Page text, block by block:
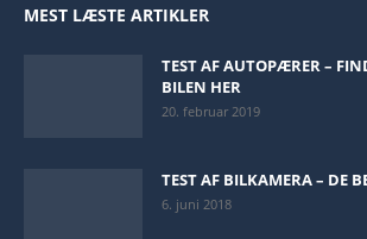
MEST LÆSTE ARTIKLER
TEST AF AUTOPÆRER –
BILEN HER
20. februar 2019
TEST AF BILKAMERA – DE
6. juni 2018